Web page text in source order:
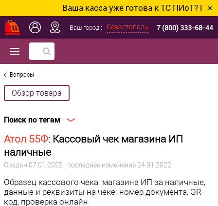
Ваша касса уже готова к ТС ПИоТ? ✕
Ваш город:: Севастополь 7 (800) 333-68-44
Вопросы
Обзор товара
Поиск по тегам
Атол 55Ф: Кассовый чек магазина ИП
наличные
Создан 07.01.2022 , последнее изменение 24.01.2022
Образец кассового чека магазина ИП за наличные,
данные и реквизиты на чеке: номер документа, QR-
код, проверка онлайн